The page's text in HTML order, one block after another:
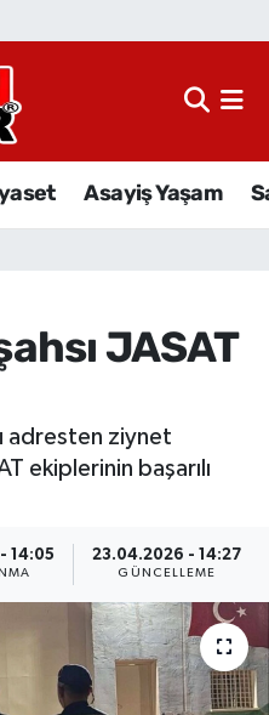
Asayiş Yaşam
JASAT
adresten ziynet
ekiplerinin başarılı
- 14:05 23.04.2026 - 14:27
GÜNCELLEME